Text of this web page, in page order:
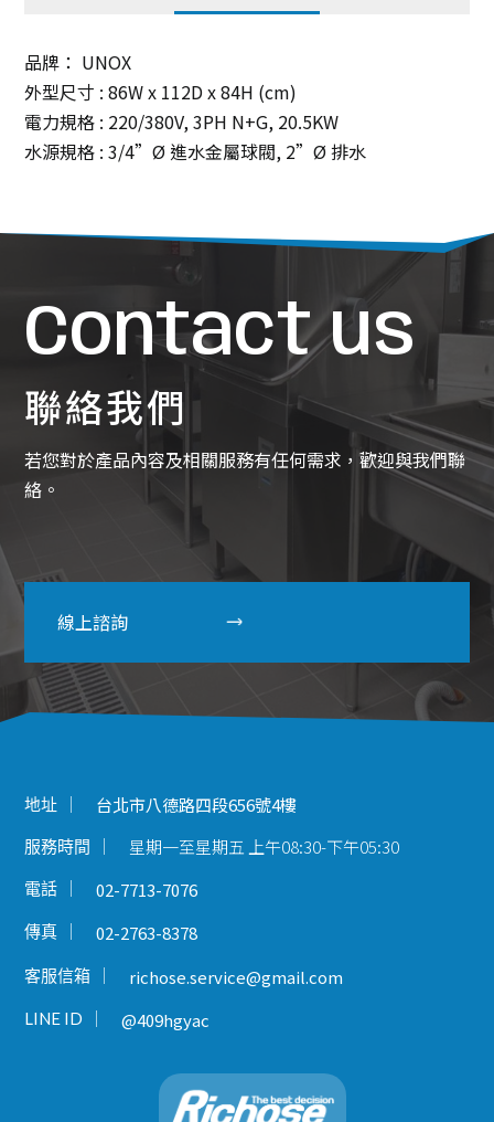
品牌： UNOX
外型尺寸 : 86W x 112D x 84H (cm)
電力規格 : 220/380V, 3PH N+G, 20.5KW
水源規格 : 3/4”Ø 進水金屬球閥, 2”Ø 排水
Contact us
聯絡我們
若您對於產品內容及相關服務有任何需求，歡迎與我們聯
絡。
線上諮詢
地址 台北市八德路四段656號4樓
服務時間 星期一至星期五 上午08:30-下午05:30
電話 02-7713-7076
傳真 02-2763-8378
客服信箱 richose.service@gmail.com
LINE ID @409hgyac